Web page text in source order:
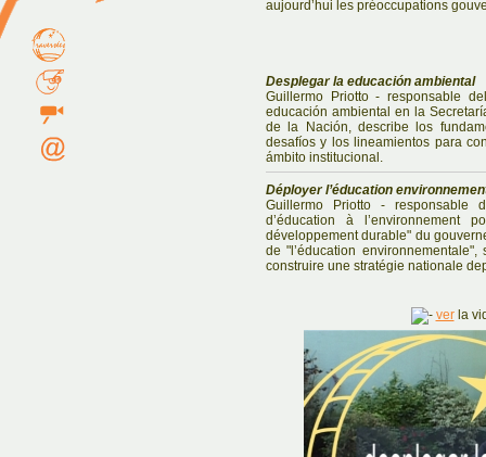
aujourd’hui les préoccupations
Desplegar la educación ambiental
Guillermo Priotto - responsable
educación ambiental en la
de la Nación, describe los
desafíos y los lineamientos para
ámbito institucional.
Déployer l’éducation
Guillermo Priotto - responsable
d’éducation à l’environnement
développement durable" du
de "l’éducation
construire une stratégie nationale
verla